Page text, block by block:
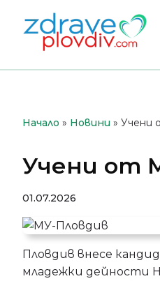
съдържанието
Начало » Новини » Учени
Учени от
01.07.2026
Пловдив внесе
младежки дейности